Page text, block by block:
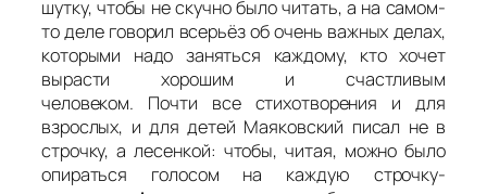
шутку, чтобы не скучно было читать, а на самом-
то деле говорил всерьёз об очень важных делах,
которыми надо заняться каждому, кто хочет
вырасти хорошим и счастливым
человеком. Почти все стихотворения и для
взрослых, и для детей Маяковский писал не в
строчку, а лесенкой: чтобы, читая, можно было
опираться голосом на каждую строчку-